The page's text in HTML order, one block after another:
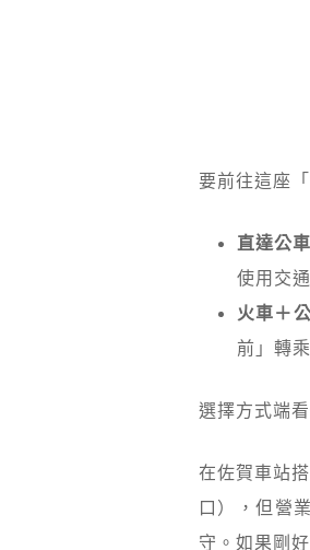
要前往這座
直達公車
使用交
火車＋
前」轉
選擇方式端
在佐賀車站
口），但營
守。如果剛